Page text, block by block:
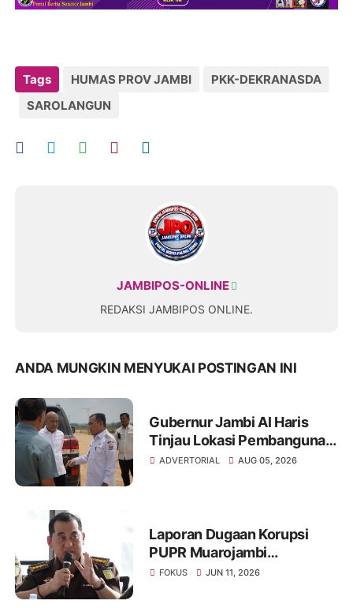
Tags HUMAS PROV JAMBI
PKK-DEKRANASDA
SAROLANGUN
JAMBIPOS-ONLINE
REDAKSI JAMBIPOS ONLINE.
ANDA MUNGKIN MENYUKAI POSTINGAN INI
Gubernur Jambi Al Haris
Tinjau Lokasi Pembangunan
Sekolah Rakyat dan Lokasi
ADVERTORIAL AUG 05, 2026
Laporan Dugaan Korupsi
PUPR Muarojambi
Dilimpahkan, Muncul
FOKUS JUN 11, 2026